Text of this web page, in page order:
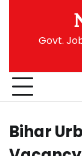
Govt.
Bihar